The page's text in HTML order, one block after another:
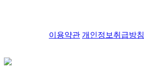
이용약관 개인정보취급방침